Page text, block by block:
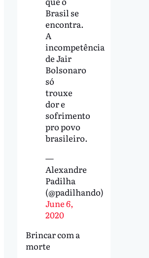
Brasil se
encontra.
A
incompetência
de Jair
Bolsonaro
só
trouxe
dor e
sofrimento
pro povo
brasileiro.
—
Alexandre
Padilha
(@padilhando)
June 6,
2020
Brincar com a
morte